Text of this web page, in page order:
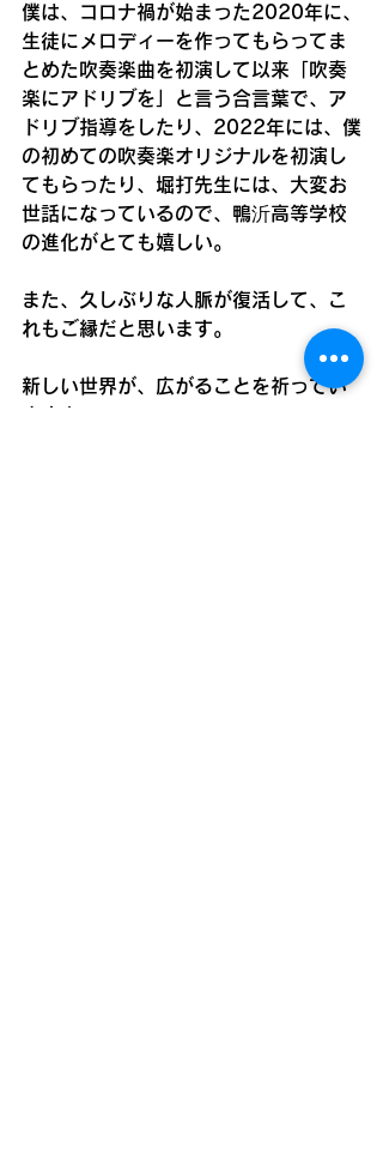
僕は、コロナ禍が始まった2020年に、
生徒にメロディーを作ってもらってま
とめた吹奏楽曲を初演して以来「吹奏
楽にアドリブを」と言う合言葉で、ア
ドリブ指導をしたり、2022年には、僕
の初めての吹奏楽オリジナルを初演し
てもらったり、堀打先生には、大変お
世話になっているので、鴨沂高等学校
の進化がとても嬉しい。
また、久しぶりな人脈が復活して、こ
れもご縁だと思います。
新しい世界が、広がることを祈ってい